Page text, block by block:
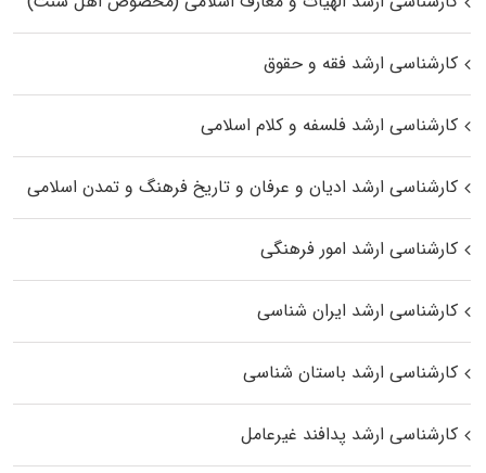
کارشناسی ارشد فقه و حقوق
کارشناسی ارشد فلسفه و کلام اسلامی
کارشناسی ارشد ادیان و عرفان و تاریخ فرهنگ و تمدن اسلامی
کارشناسی ارشد امور فرهنگی
کارشناسی ارشد ایران شناسی
کارشناسی ارشد باستان شناسی
کارشناسی ارشد پدافند غیرعامل